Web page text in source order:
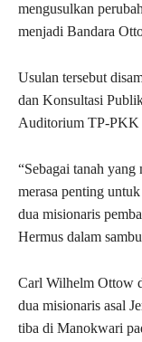
mengusulkan
menjadi Bandara
Usulan tersebut
dan Konsultasi
Auditorium TP-PKK
“Sebagai tanah
merasa penting
dua misionaris
Hermus dalam
Carl Wilhelm Ottow
dua misionaris asal
tiba di Manokwari